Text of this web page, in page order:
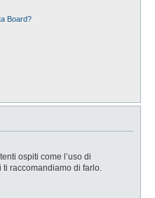
Board?
ospiti come l’uso di
ti raccomandiamo di farlo.